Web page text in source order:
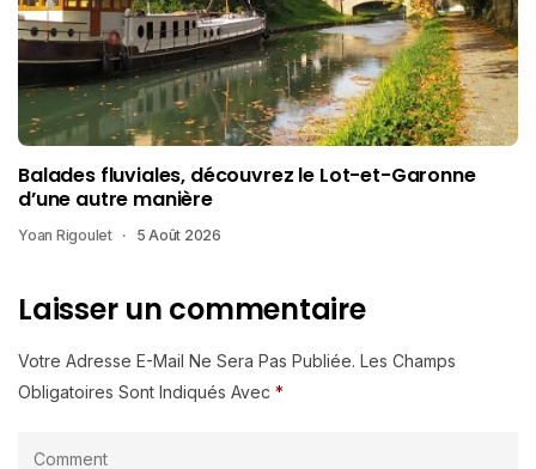
Balades fluviales, découvrez le Lot-et-Garonne
d’une autre manière
Yoan Rigoulet 5 Août 2026
Laisser un commentaire
Votre Adresse E-Mail Ne Sera Pas Publiée. Les Champs
Obligatoires Sont Indiqués Avec *